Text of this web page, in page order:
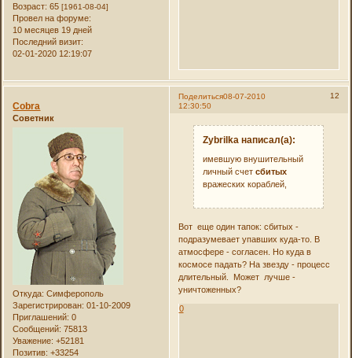
Возраст: 65[1961-08-04]
Провел на форуме:
10 месяцев 19 дней
Последний визит:
02-01-2020 12:19:07
Поделиться 12
08-07-2010
12:30:50
Cobra
Советник
Откуда: Симферополь
Зарегистрирован: 01-10-2009
Приглашений: 0
Сообщений: 75813
Уважение: +52181
Позитив: +33254
Zybrilka написал(а):
имевшую внушительный
личный счетсбитых
вражеских кораблей,
Вот еще один тапок: сбитых -
подразумевает упавших куда-то. В
атмосфере - согласен. Но куда в
космосе падать? На звезду - процесс
длительный. Может лучше -
уничтоженных?
0